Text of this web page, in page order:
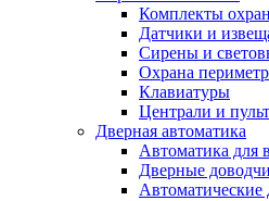
Комплекты
Датчики и
Сирены и
Охрана
Клавиатуры
Централи и
Дверная автоматика
Автоматика для
Дверные